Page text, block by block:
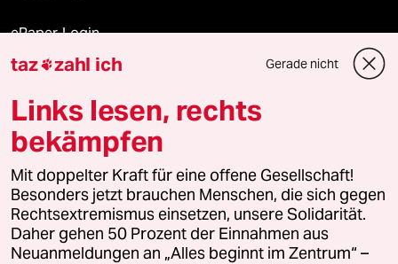
ePaper Login
Downloads für Abonnierende
© 2026 taz Verlags und Vertriebs GmbH
Alle Rechte vorbehalten. Bei rechtlichen Fragen oder für Genehmigungen
wenden Sie sich bitte an
lizenzen@taz.de
Feedback Redaktionsstatut Kommune-Richtlinien
taz zahl ich Gerade nicht
Links lesen, rechts
bekämpfen
Mit doppelter Kraft für eine offene Gesellschaft!
Besonders jetzt brauchen Menschen, die sich gegen
Rechtsextremismus einsetzen, unsere Solidarität.
Daher gehen 50 Prozent der Einnahmen aus
Neuanmeldungen an „Alles beginnt im Zentrum“ –